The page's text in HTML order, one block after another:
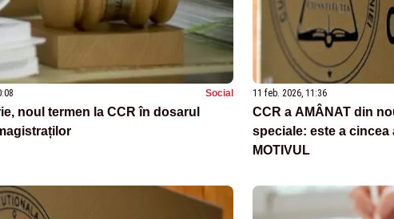
Social
noul termen la CCR în dosarul
11 feb. 2026, 11:36
CCR a AMÂNAT din
speciale: este a cincea
MOTIVUL